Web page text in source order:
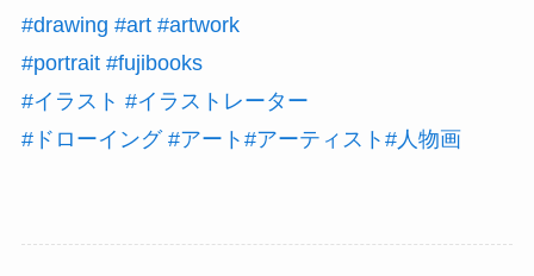
#drawing #art #artwork
#portrait #fujibooks
#イラスト #イラストレーター
#ドローイング #アート #アーティスト #人物画